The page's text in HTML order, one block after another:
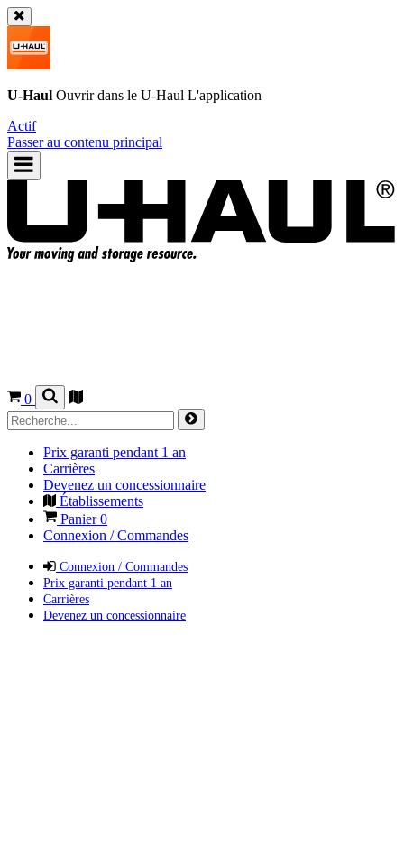
U-Haul Ouvrir dans le U-Haul L'application
Actif
Passer au contenu principal
0
Prix garanti pendant 1 an
Carrières
Devenez un concessionnaire
Établissements
Panier0
Connexion / Commandes
Connexion / Commandes
Prix garanti pendant 1 an
Carrières
Devenez un concessionnaire